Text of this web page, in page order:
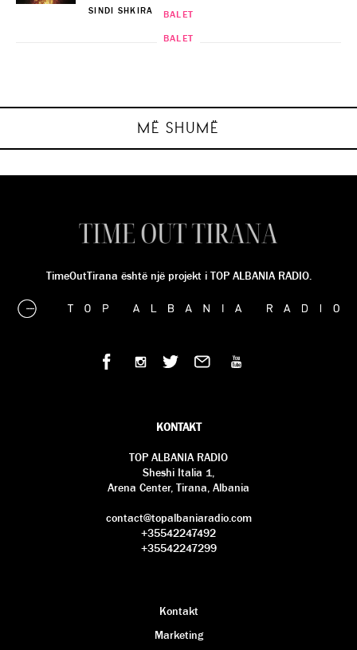
SINDI SHKIRA
MË SHUMË
BALET
SINDI SHKIRA
BALET
SINDI SHKIRA
BALET
SINDI SHKIRA
BALET
SINDI SHKIRA
TimeOutTirana është një projekt i TOP ALBANIA RADIO.
KONTAKT
TOP ALBANIA RADIO
Sheshi Italia 1,
Arena Center, Tirana, Albania
contact@topalbaniaradio.com
+35542247492
+35542247299
Kontakt
Marketing